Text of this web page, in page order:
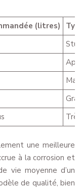
(litres)
une meilleure
à la corrosion et
vie moyenne d’un
de qualité, bien